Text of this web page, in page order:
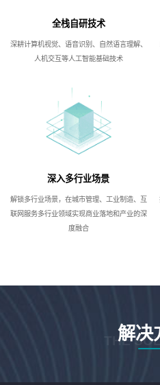
全栈自研技术
深耕计算机视觉、语音识别、自然语言理解、
人机交互等人工智能基础技术
深入多行业场景
解锁多行业场景，在城市管理、工业制造、互
联网服务多行业领域实现商业落地和产业的深
度融合
解决
THE